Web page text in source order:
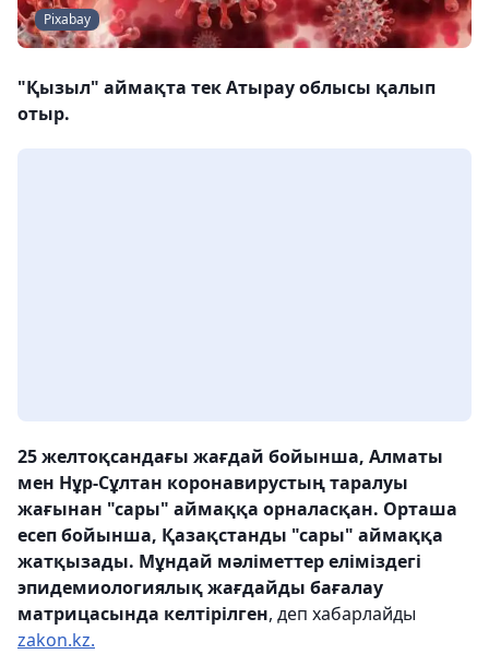
Pixabay
"Қызыл" аймақта тек Атырау облысы қалып
отыр.
25 желтоқсандағы жағдай бойынша, Алматы
мен Нұр-Сұлтан коронавирустың таралуы
жағынан "сары" аймаққа орналасқан. Орташа
есеп бойынша, Қазақстанды "сары" аймаққа
жатқызады. Мұндай мәліметтер еліміздегі
эпидемиологиялық жағдайды бағалау
матрицасында келтірілген, деп хабарлайды
zakon.kz.